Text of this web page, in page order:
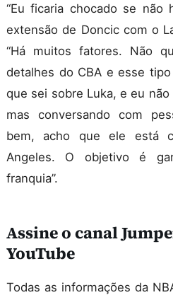
“Eu ficaria chocado se não
extensão de Doncic com o
“Há muitos fatores. Não
detalhes do CBA e esse
que sei sobre Luka, e eu
mas conversando com
bem, acho que ele está
Angeles. O objetivo é
franquia”.
Assine o canal
YouTube
Todas as informações da